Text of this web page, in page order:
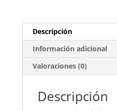
Descripción
Información adicional
Valoraciones (0)
Descripción